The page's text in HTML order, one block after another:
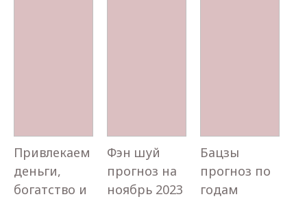
Привлекаем
деньги,
богатство и
Фэн шуй
прогноз на
ноябрь 2023
Бацзы
прогноз по
годам